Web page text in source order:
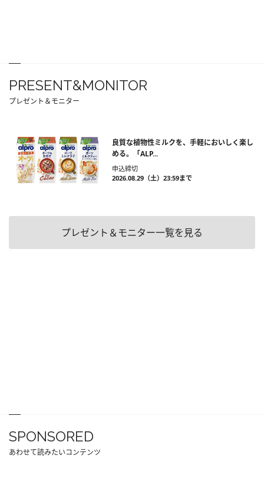
PRESENT&MONITOR
プレゼント＆モニター
良質な植物性ミルクを、手軽においしく楽し
める。「ALP...
申込締切
2026.08.29（土）23:59まで
プレゼント＆モニター一覧を見る
SPONSORED
あわせて読みたいコンテンツ